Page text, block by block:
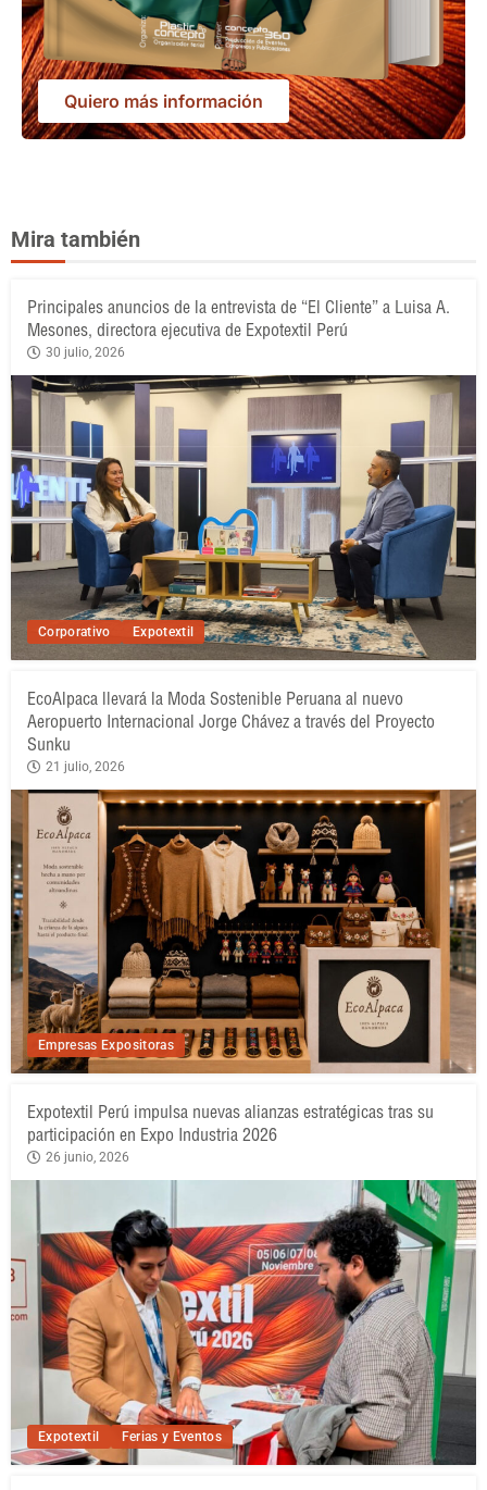
Quiero más información
Mira también
Corporativo Expotextil
Principales anuncios de la entrevista de “El Cliente” a Luisa A.
Mesones, directora ejecutiva de Expotextil Perú
30 julio, 2026
Empresas Expositoras
EcoAlpaca llevará la Moda Sostenible Peruana al nuevo
Aeropuerto Internacional Jorge Chávez a través del Proyecto
Sunku
21 julio, 2026
Expotextil Ferias y Eventos
Expotextil Perú impulsa nuevas alianzas estratégicas tras su
participación en Expo Industria 2026
26 junio, 2026